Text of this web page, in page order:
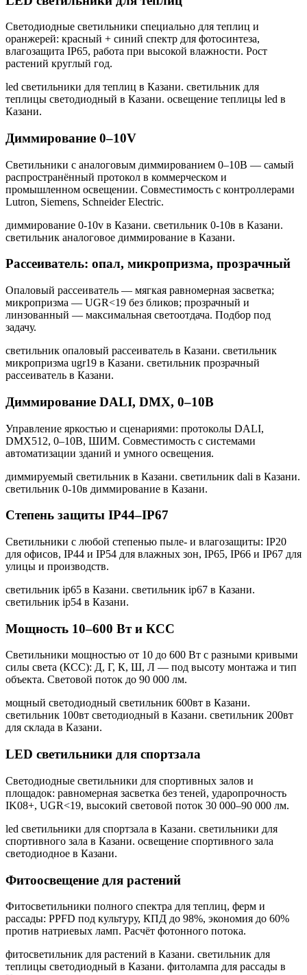
Светодиодные светильники специально для теплиц и
оранжерей: красный + синий спектр для фотосинтеза,
влагозащита IP65, работа при высокой влажности. Рост
растений круглый год.
led светильники для теплиц в Казани. светильник для
теплицы светодиодный в Казани. освещение теплицы led в
Казани.
Диммирование 0–10V
Светильники с аналоговым диммированием 0–10В — самый
распространённый протокол в коммерческом и
промышленном освещении. Совместимость с контроллерами
Lutron, Siemens, Schneider Electric.
диммирование 0-10v в Казани. светильник 0-10в в Казани.
светильник аналоговое диммирование в Казани.
Рассеиватель: опал, микропризма, прозрачный
Опаловый рассеиватель — мягкая равномерная засветка;
микропризма — UGR<19 без бликов; прозрачный и
линзованный — максимальная светоотдача. Подбор под
задачу.
светильник опаловый рассеиватель в Казани. светильник
микропризма ugr19 в Казани. светильник прозрачный
рассеиватель в Казани.
Диммирование DALI, DMX, 0–10В
Управление яркостью и сценариями: протоколы DALI,
DMX512, 0–10В, ШИМ. Совместимость с системами
автоматизации зданий и умного освещения.
диммируемый светильник в Казани. светильник dali в Казани.
светильник 0-10в диммирование в Казани.
Степень защиты IP44–IP67
Светильники с любой степенью пыле- и влагозащиты: IP20
для офисов, IP44 и IP54 для влажных зон, IP65, IP66 и IP67 для
улицы и производств.
светильник ip65 в Казани. светильник ip67 в Казани.
светильник ip54 в Казани.
Мощность 10–600 Вт и КСС
Светильники мощностью от 10 до 600 Вт с разными кривыми
силы света (КСС): Д, Г, К, Ш, Л — под высоту монтажа и тип
объекта. Световой поток до 90 000 лм.
мощный светодиодный светильник 600вт в Казани.
светильник 100вт светодиодный в Казани. светильник 200вт
для склада в Казани.
LED светильники для спортзала
Светодиодные светильники для спортивных залов и
площадок: равномерная засветка без теней, ударопрочность
IK08+, UGR<19, высокий световой поток 30 000–90 000 лм.
led светильники для спортзала в Казани. светильники для
спортивного зала в Казани. освещение спортивного зала
светодиодное в Казани.
Фитоосвещение для растений
Фитосветильники полного спектра для теплиц, ферм и
рассады: PPFD под культуру, КПД до 98%, экономия до 60%
против натриевых ламп. Расчёт фотонного потока.
фитосветильник для растений в Казани. светильник для
теплицы светодиодный в Казани. фитолампа для рассады в